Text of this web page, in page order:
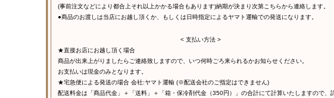
(事前注文などにより都合上それ以上かかる場合もあります)納期が決まり次第こちらから連絡します。
●商品のお渡しは当店にお越し頂くか、もしくは日時指定によるヤマト運輸での発送になります。
< 支払い方法 >
★直接お店にお越し頂く場合
商品が出来上がりましたらご連絡致しますので、いつ何時ごろ来られるかお知らせください。
お支払いは現金のみとなります。
★宅急便による発送の場合 会社:ヤマト運輸 (※配送会社のご指定はできません)
配送料金は「商品代金」＋「送料」＋「箱・保冷剤代金（350円）」の合計にて計算いたしますので、